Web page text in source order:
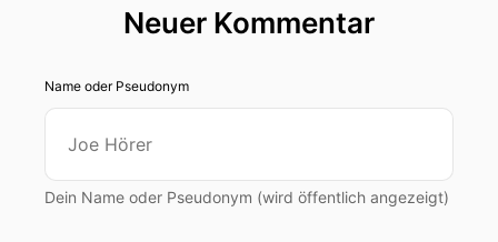
Neuer Kommentar
Name oder Pseudonym
Dein Name oder Pseudonym (wird öffentlich angezeigt)